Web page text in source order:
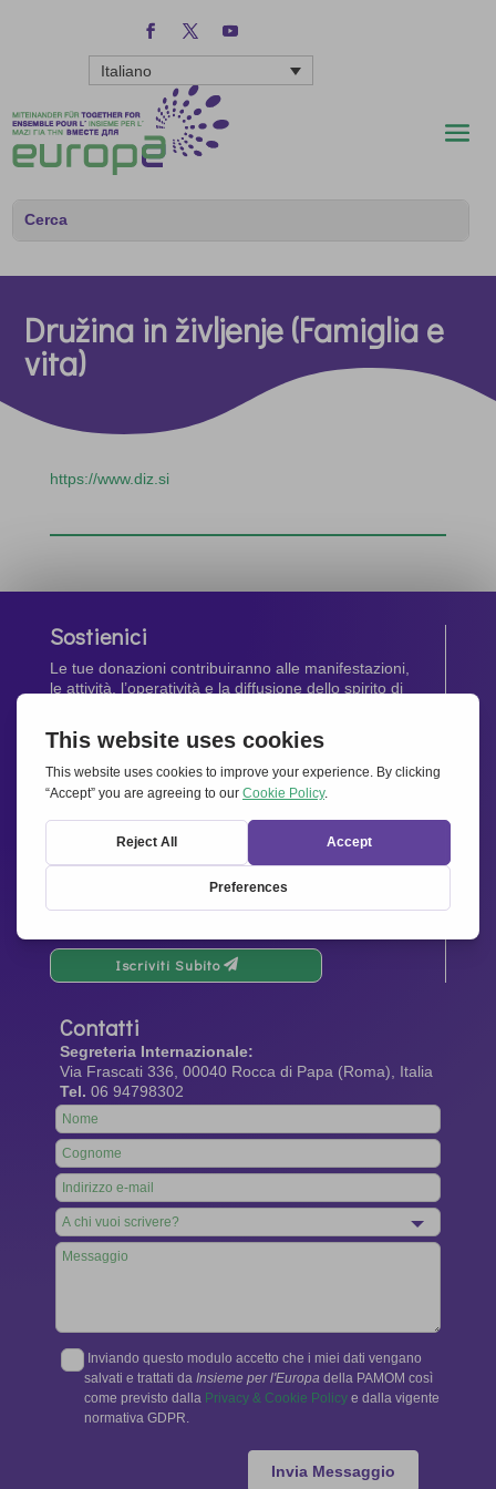
Italiano
Družina in življenje (Famiglia e
vita)
https://www.diz.si
Sostienici
Le tue donazioni contribuiranno alle manifestazioni,
le attività, l’operatività e la diffusione dello spirito di
Dona Ora
Newsletter
Rimani aggiornato di tutte le ultime notizie dalla
Iscriviti Subito
Contatti
Segreteria Internazionale:
Via Frascati 336, 00040 Rocca di Papa (Roma), Italia
Tel. 06 94798302
Leave
this
field
blank
Inviando questo modulo accetto che i miei dati vengano
salvati e trattati da Insieme per l'Europa della PAMOM così
come previsto dalla Privacy & Cookie Policy e dalla vigente
normativa GDPR.
Invia Messaggio